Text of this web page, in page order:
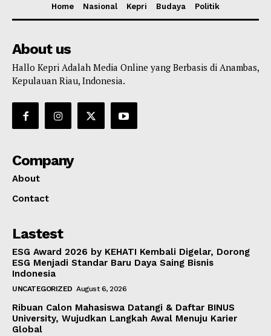
Home Nasional Kepri Budaya Politik
About us
Hallo Kepri Adalah Media Online yang Berbasis di Anambas,
Kepulauan Riau, Indonesia.
Company
About
Contact
Lastest
ESG Award 2026 by KEHATI Kembali Digelar, Dorong
ESG Menjadi Standar Baru Daya Saing Bisnis
Indonesia
UNCATEGORIZED August 6, 2026
Ribuan Calon Mahasiswa Datangi & Daftar BINUS
University, Wujudkan Langkah Awal Menuju Karier
Global